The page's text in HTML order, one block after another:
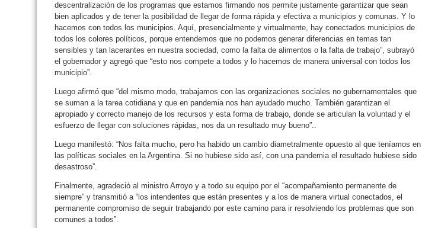
descentralización de los programas que estamos firmando nos permite justamente garantizar que sean
bien aplicados y de tener la posibilidad de llegar de forma rápida y efectiva a municipios y comunas. Y lo
hacemos con todos los municipios. Aquí, presencialmente y virtualmente, hay conectados municipios de
todos los colores políticos, porque entendemos que no podemos generar diferencias en temas tan
sensibles y tan lacerantes en nuestra sociedad, como la falta de alimentos o la falta de trabajo”, subrayó
el gobernador y agregó que “esto nos compete a todos y lo hacemos de manera universal con todos los
municipio”.
Luego afirmó que “del mismo modo, trabajamos con las organizaciones sociales no gubernamentales que
se suman a la tarea cotidiana y que en pandemia nos han ayudado mucho. También garantizan el
apropiado y correcto manejo de los recursos y esta forma de trabajo, donde se articulan la voluntad y el
esfuerzo de llegar con soluciones rápidas, nos da un resultado muy bueno”..
Luego manifestó: “Nos falta mucho, pero ha habido un cambio diametralmente opuesto al que teníamos en
las políticas sociales en la Argentina. Si no hubiese sido así, con una pandemia el resultado hubiese sido
desastroso”.
Finalmente, agradeció al ministro Arroyo y a todo su equipo por el “acompañamiento permanente de
siempre” y transmitió a “los intendentes que están presentes y a los de manera virtual conectados, el
permanente compromiso de seguir trabajando por este camino para ir resolviendo los problemas que son
comunes a todos”.